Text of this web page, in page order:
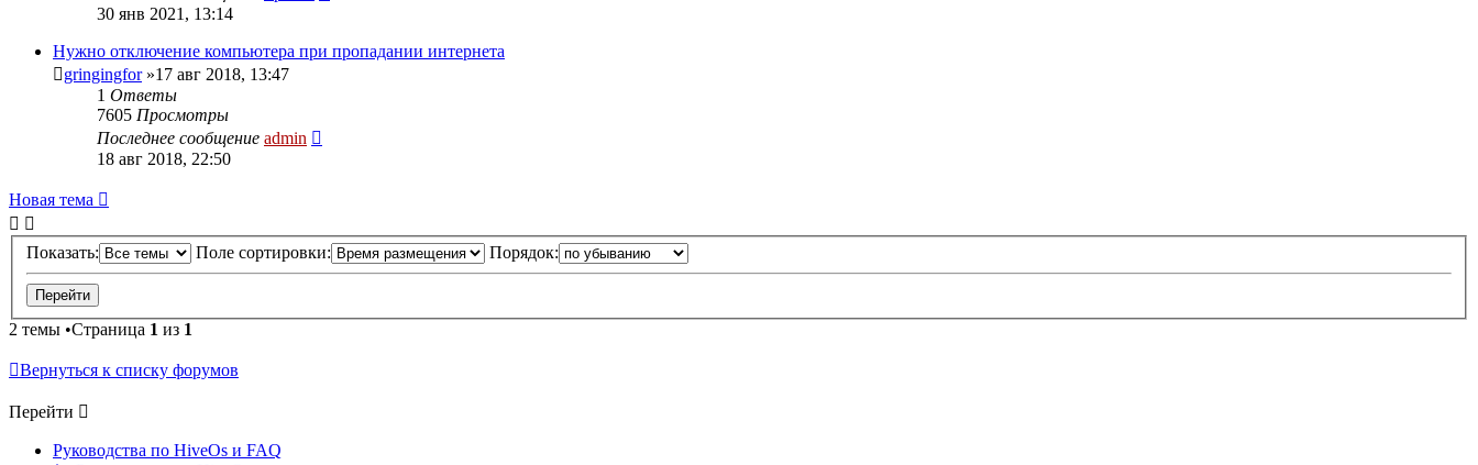
30 янв 2021, 13:14
Нужно отключение компьютера при пропадании интернета
gringingfor»17 авг 2018, 13:47
1 Ответы
7605 Просмотры
Последнее сообщение admin
18 авг 2018, 22:50
Новая тема
Показать: Поле сортировки: Порядок:
2 темы •Страница 1 из 1
Вернуться к списку форумов
Перейти
Руководства по HiveOs и FAQ